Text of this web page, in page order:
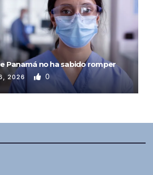
Panamá no ha sabido romper
2026 0